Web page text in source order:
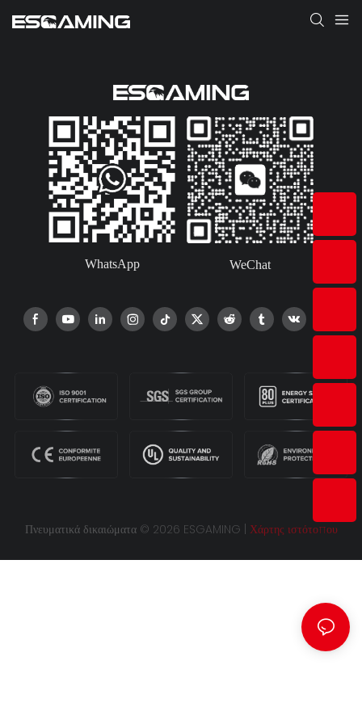
WhatsApp WeChat
Πνευματικά δικαιώματα © 2026 ESGAMING | Χάρτης ιστότοπου